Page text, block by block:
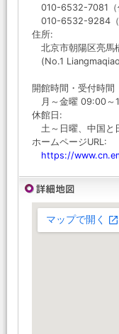
010-6532-7081（
010-6532-9284（
住所:
北京市朝陽区亮馬
(No.1
開館時間・受付時間
月～金曜 09:00～
休館日:
土～日曜、中国と
ホームページURL:
https://